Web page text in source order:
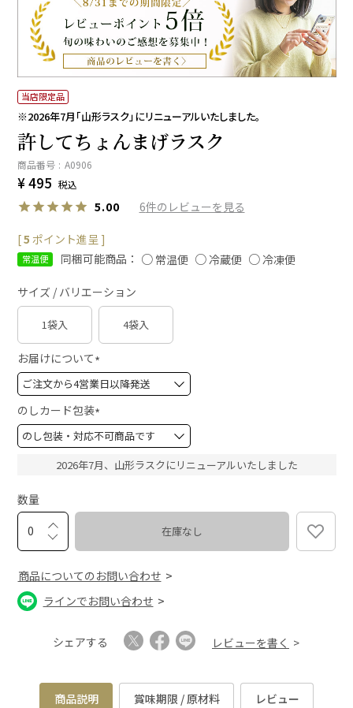
当店限定品
※2026年7月「山形ラスク」にリニューアルいたしました。
許してちょんまげラスク
商品番号 A0906
¥495 税込
5.00 6
[5 ポイント進呈 ]
常温便 同梱可能商品： 常温便 冷蔵便 冷凍便
サイズ / バリエーション
1袋入 4袋入
お届けについて
(
必
須
)
のしカード包装
(
必
須
)
2026年7月、山形ラスクにリニューアルいたしました
数量
在庫なし
商品についてのお問い合わせ
ラインでお問い合わせ
シェアする レビューを書く
商品説明 賞味期限 / 原材料 レビュー